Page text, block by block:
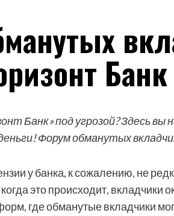
Банк
Банк» под угрозой? Здесь
Форум обманутых
у банка, к сожалению, не
это происходит, вкладчики
где обманутые вкладчики